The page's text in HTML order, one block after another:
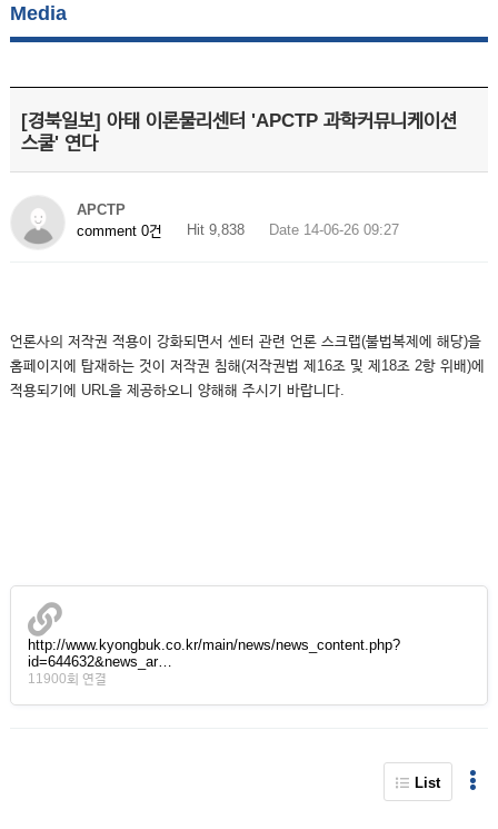
Media
[경북일보] 아태 이론물리센터 'APCTP 과학커뮤니케이션
스쿨' 연다
APCTP
comment 0건
Hit 9,838 Date 14-06-26 09:27
언론사의 저작권 적용이 강화되면서 센터 관련 언론 스크랩(불법복제에 해당)을
홈페이지에 탑재하는 것이 저작권 침해(저작권법 제16조 및 제18조 2항 위배)에
적용되기에 URL을 제공하오니 양해해 주시기 바랍니다.
http://www.kyongbuk.co.kr/main/news/news_content.php?
id=644632&news_ar…
11900회 연결
List